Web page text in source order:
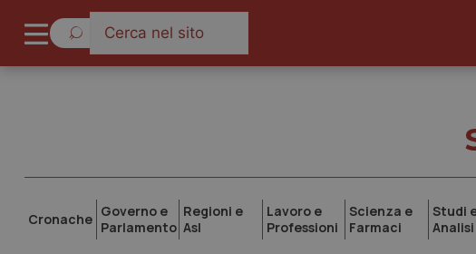
Cronache Governo e
Parlamento
Regioni e
Asl
Lavoro e
Professioni
Scienza e
Farmaci
Studi
Analisi